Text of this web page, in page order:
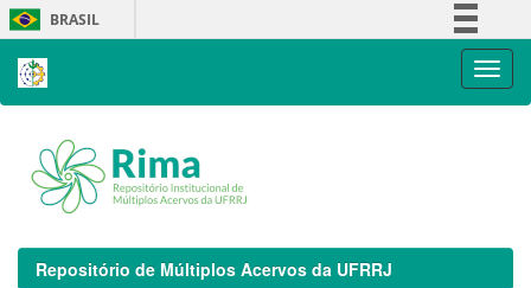
Skip
navigation
BRASIL
Repositório de Múltiplos Acervos da UFRRJ